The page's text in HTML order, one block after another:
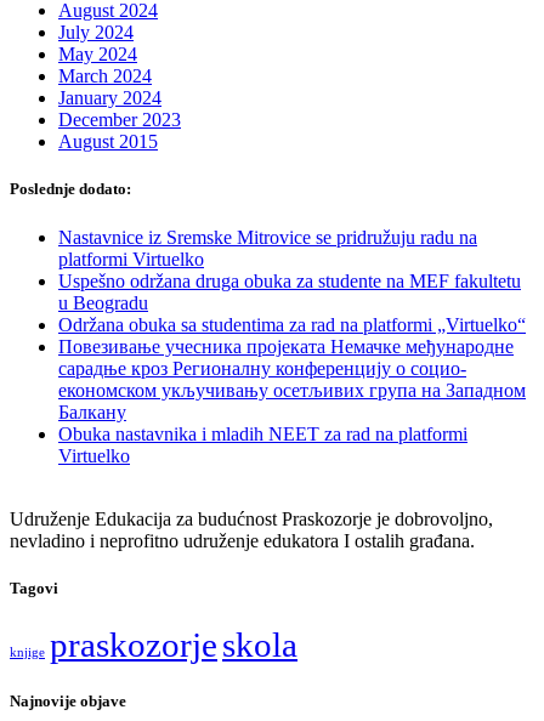
August 2024
July 2024
May 2024
March 2024
January 2024
December 2023
August 2015
Poslednje dodato:
Nastavnice iz Sremske Mitrovice se pridružuju radu na
platformi Virtuelko
Uspešno održana druga obuka za studente na MEF fakultetu
u Beogradu
Održana obuka sa studentima za rad na platformi „Virtuelko“
Повезивање учесника пројеката Немачке међународне
сарадње кроз Регионалну конференцију о социо-
економском укључивању осетљивих група на Западном
Балкану
Obuka nastavnika i mladih NEET za rad na platformi
Virtuelko
Udruženje Edukacija za budućnost Praskozorje je dobrovoljno,
nevladino i neprofitno udruženje edukatora I ostalih građana.
Tagovi
knjige praskozorjeskola
Najnovije objave